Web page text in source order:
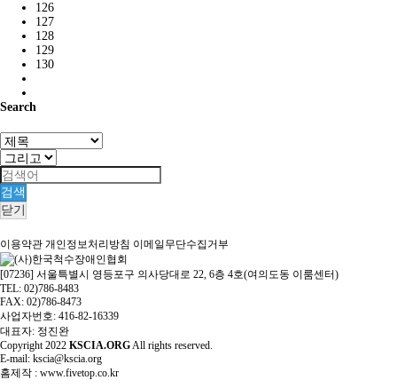
126
127
128
129
130
Search
검색
닫기
이용약관 개인정보처리방침 이메일무단수집거부
[07236] 서울특별시 영등포구 의사당대로 22, 6층 4호(여의도동 이룸센터)
TEL: 02)786-8483
FAX: 02)786-8473
사업자번호: 416-82-16339
대표자: 정진완
Copyright2022 KSCIA.ORGAll rights reserved.
E-mail: kscia@kscia.org
홈제작 : www.fivetop.co.kr